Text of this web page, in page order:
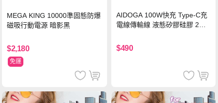
MEGA KING 10000準固態防爆
磁吸行動電源 暗影黑
$2,180
免運
AIDOGA 100W快充 Type-C充
電線傳輸線 液態矽膠硅膠 2M
$490